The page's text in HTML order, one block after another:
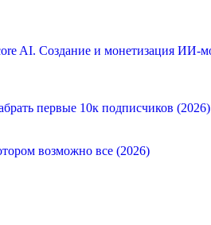
AI. Создание и монетизация ИИ-
первые 10к подписчиков (2026)
возможно все (2026)